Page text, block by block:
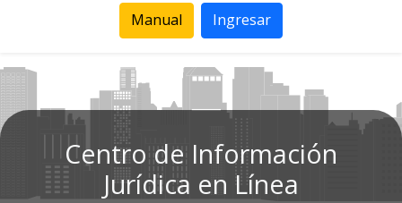
Manual Ingresar
Centro de Información
Jurídica en Línea